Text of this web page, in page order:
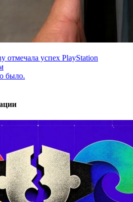
отмечала успех PlayStation
было.